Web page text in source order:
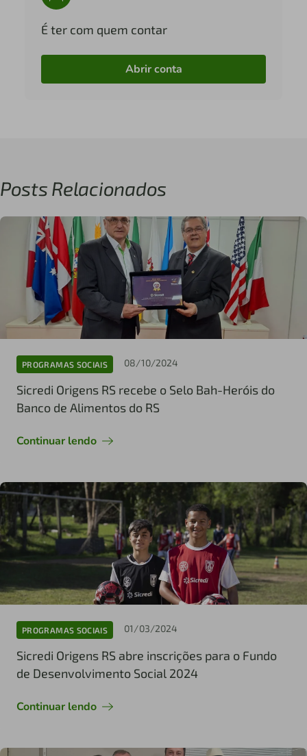
É ter com quem contar
Abrir conta
Posts Relacionados
PROGRAMAS SOCIAIS 08/10/2024
Sicredi Origens RS recebe o Selo Bah-Heróis do
Banco de Alimentos do RS
Continuar lendo
PROGRAMAS SOCIAIS 01/03/2024
Sicredi Origens RS abre inscrições para o Fundo
de Desenvolvimento Social 2024
Continuar lendo